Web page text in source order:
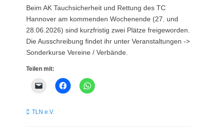
Beim AK Tauchsicherheit und Rettung des TC
Hannover am kommenden Wochenende (27. und
28.06.2026) sind kurzfristig zwei Plätze freigeworden.
Die Ausschreibung findet ihr unter Veranstaltungen ->
Sonderkurse Vereine / Verbände.
Teilen mit:
Kategorien
TLN e.V.